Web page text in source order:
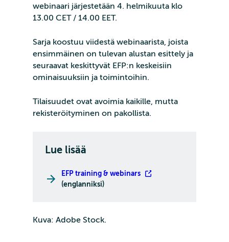
webinaari järjestetään 4. helmikuuta klo
13.00 CET / 14.00 EET.
Sarja koostuu viidestä webinaarista, joista
ensimmäinen on tulevan alustan esittely ja
seuraavat keskittyvät EFP:n keskeisiin
ominaisuuksiin ja toimintoihin.
Tilaisuudet ovat avoimia kaikille, mutta
rekisteröityminen on pakollista.
Lue lisää
EFP training & webinars
(englanniksi)
Kuva: Adobe Stock.